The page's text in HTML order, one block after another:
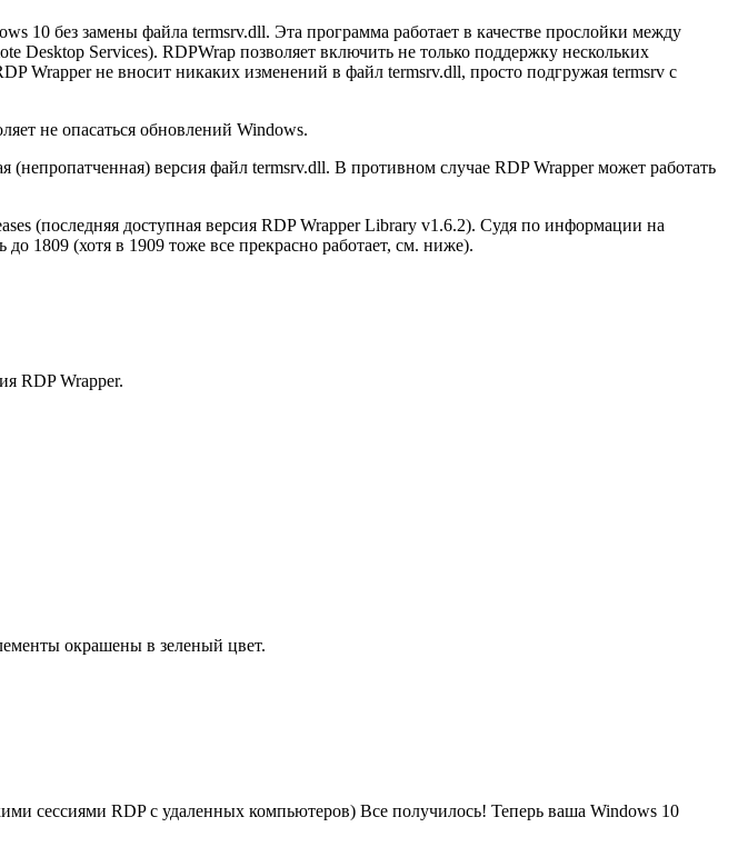
10 без замены файла termsrv.dll. Эта программа работает в качестве прослойки между
Services). RDPWrap позволяет включить не только поддержку нескольких
Wrapper не вносит никаких изменений в файл termsrv.dll, просто подгружая termsrv с
не опасаться обновлений Windows.
(непропатченная) версия файл termsrv.dll. В противном случае RDP Wrapper может работать
(последняя доступная версия RDP Wrapper Library v1.6.2). Судя по информации на
1809 (хотя в 1909 тоже все прекрасно работает, см. ниже).
RDP Wrapper.
окрашены в зеленый цвет.
сессиями RDP с удаленных компьютеров) Все получилось! Теперь ваша Windows 10